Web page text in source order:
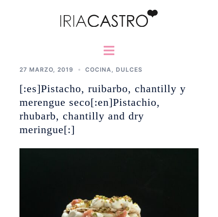
Alternar
27 MARZO, 2019 COCINA DULCES
[:es]Pistacho, ruibarbo, chantilly y
merengue seco[:en]Pistachio,
rhubarb, chantilly and dry
meringue[:]